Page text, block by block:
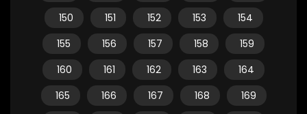
150
151 152 153
154
155
156 157 158
159
160
161 162 163
164
165
166 167 168
169